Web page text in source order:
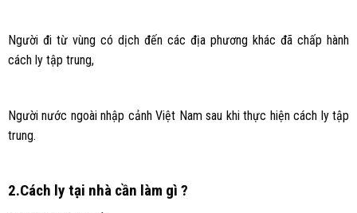
Người đi từ vùng có dịch đến các địa phương khác đã chấp hành
cách ly tập trung,
Người nước ngoài nhập cảnh Việt Nam sau khi thực hiện cách ly tập
trung.
2.Cách ly tại nhà cần làm gì ?